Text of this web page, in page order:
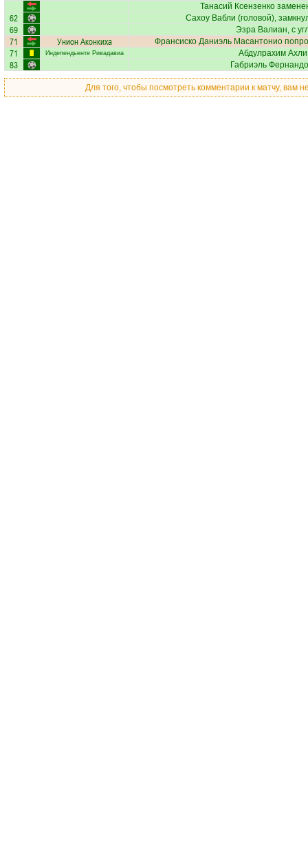
Танасий Ксензенко
62 Сахоу Вабли (головой),
69 Эзра Валиан, с
71 Унион Аконкиха Франсиско Даниэль Масантонио
71 Индепендьенте Ривадавиа Абдулрахим Ахли
83 Габриэль Фернандо
Для того, чтобы посмотреть комментарии к матчу, вам